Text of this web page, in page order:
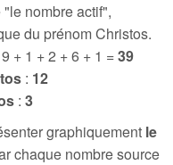
nombre actif",
du prénom Christos.
+ 1 + 2 + 6 + 1 =39
: 12
: 3
graphiquement le
chaque nombre source